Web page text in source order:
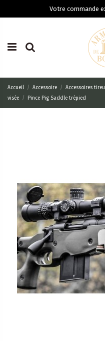
Votre commande
Accueil Accessoire Accessoires
visée
Pince Pig Saddle trépied